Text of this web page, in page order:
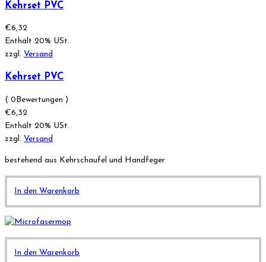
Kehrset PVC
€6,32
Enthält 20% USt.
zzgl. Versand
Kehrset PVC
( 0Bewertungen )
€6,32
Enthält 20% USt.
zzgl. Versand
bestehend aus Kehrschaufel und Handfeger
In den Warenkorb
In den Warenkorb